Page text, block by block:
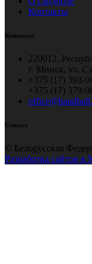
Контакты
Контакты
220012,
г. Минск, ул.
+375 (17) 393-
+375 (17) 379-
Contact
© Белорусская
Разработка сайтов в